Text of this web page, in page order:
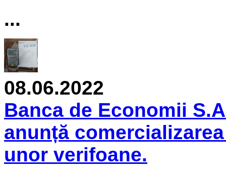
...
08.06.2022
Banca de Economii
anunță
unor verifoane.